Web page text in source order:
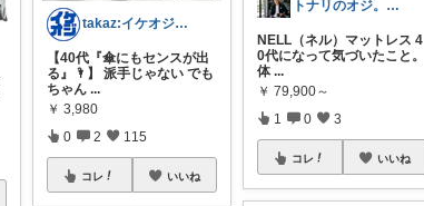
takaz:イケオジをめざすサラリーマン
【40代『傘にもセンスが出
る』🌂】 派手じゃない でも
ちゃん ...
￥ 3,980
0 2 115
コレ いいね
トナリのオジ。 40代からのイケオジ計画
NELL（ネル）マットレス 4
0代になって気づいたこと。
体 ...
￥ 79,900～
1 0 3
コレ いいね